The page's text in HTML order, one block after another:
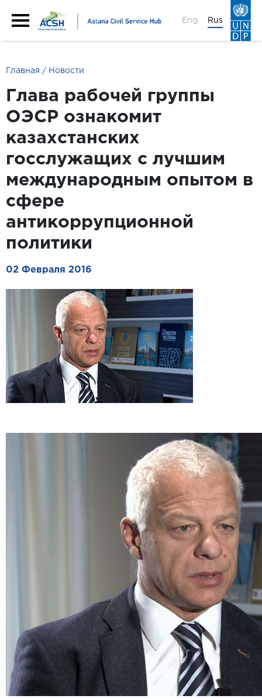
Eng Rus
Главная Новости
Глава рабочей группы
ОЭСР ознакомит
казахстанских
госслужащих с лучшим
международным опытом в
сфере
антикоррупционной
политики
02 Февраля 2016